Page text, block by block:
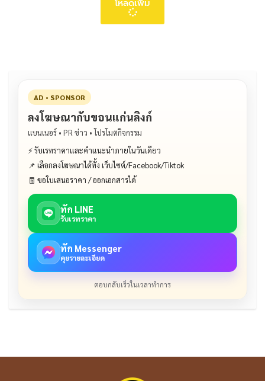
โหลดเพิ่ม
AD • SPONSOR
ลงโฆษณากับขอนแก่นลิงก์
แบนเนอร์ • PR ข่าว • โปรโมตกิจกรรม
⚡ รับเรทราคาและคำแนะนำภายในวันเดียว
📌 เลือกลงโฆษณาได้ทั้ง เว็บไซต์/Facebook/Tiktok
🧾 ขอใบเสนอราคา / ออกเอกสารได้
ทัก LINE
รับเรทราคา
ทัก Messenger
คุยรายละเอียด
ตอบกลับเร็วในเวลาทำการ